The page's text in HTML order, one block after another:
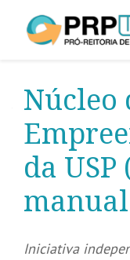
Núcleo
da
manual
Iniciativa